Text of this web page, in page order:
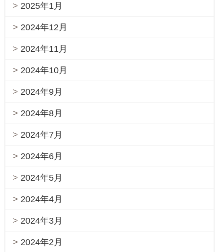
2025年1月
2024年12月
2024年11月
2024年10月
2024年9月
2024年8月
2024年7月
2024年6月
2024年5月
2024年4月
2024年3月
2024年2月